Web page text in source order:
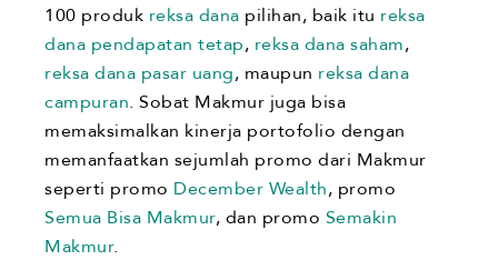
100 produk reksa dana pilihan, baik itu reksa
dana pendapatan tetap, reksa dana saham,
reksa dana pasar uang, maupun reksa dana
campuran. Sobat Makmur juga bisa
memaksimalkan kinerja portofolio dengan
memanfaatkan sejumlah promo dari Makmur
seperti promo December Wealth, promo
Semua Bisa Makmur, dan promo Semakin
Makmur.